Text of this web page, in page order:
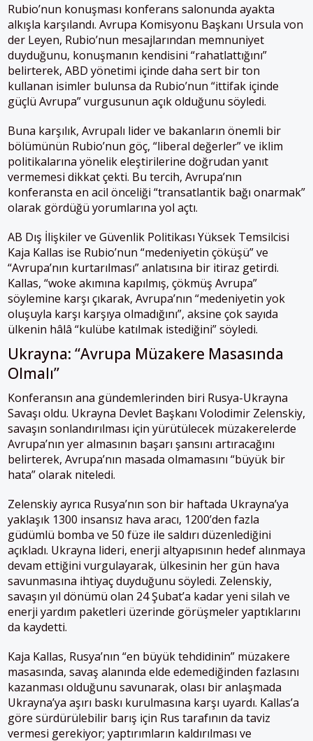
Rubio’nun konuşması konferans salonunda ayakta
alkışla karşılandı. Avrupa Komisyonu Başkanı Ursula von
der Leyen, Rubio’nun mesajlarından memnuniyet
duyduğunu, konuşmanın kendisini “rahatlattığını”
belirterek, ABD yönetimi içinde daha sert bir ton
kullanan isimler bulunsa da Rubio’nun “ittifak içinde
güçlü Avrupa” vurgusunun açık olduğunu söyledi.
Buna karşılık, Avrupalı lider ve bakanların önemli bir
bölümünün Rubio’nun göç, “liberal değerler” ve iklim
politikalarına yönelik eleştirilerine doğrudan yanıt
vermemesi dikkat çekti. Bu tercih, Avrupa’nın
konferansta en acil önceliği “transatlantik bağı onarmak”
olarak gördüğü yorumlarına yol açtı.
AB Dış İlişkiler ve Güvenlik Politikası Yüksek Temsilcisi
Kaja Kallas ise Rubio’nun “medeniyetin çöküşü” ve
“Avrupa’nın kurtarılması” anlatısına bir itiraz getirdi.
Kallas, “woke akımına kapılmış, çökmüş Avrupa”
söylemine karşı çıkarak, Avrupa’nın “medeniyetin yok
oluşuyla karşı karşıya olmadığını”, aksine çok sayıda
ülkenin hâlâ “kulübe katılmak istediğini” söyledi.
Ukrayna: “Avrupa Müzakere Masasında
Olmalı”
Konferansın ana gündemlerinden biri Rusya-Ukrayna
Savaşı oldu. Ukrayna Devlet Başkanı Volodimir Zelenskiy,
savaşın sonlandırılması için yürütülecek müzakerelerde
Avrupa’nın yer almasının başarı şansını artıracağını
belirterek, Avrupa’nın masada olmamasını “büyük bir
hata” olarak niteledi.
Zelenskiy ayrıca Rusya’nın son bir haftada Ukrayna’ya
yaklaşık 1300 insansız hava aracı, 1200’den fazla
güdümlü bomba ve 50 füze ile saldırı düzenlediğini
açıkladı. Ukrayna lideri, enerji altyapısının hedef alınmaya
devam ettiğini vurgulayarak, ülkesinin her gün hava
savunmasına ihtiyaç duyduğunu söyledi. Zelenskiy,
savaşın yıl dönümü olan 24 Şubat’a kadar yeni silah ve
enerji yardım paketleri üzerinde görüşmeler yaptıklarını
da kaydetti.
Kaja Kallas, Rusya’nın “en büyük tehdidinin” müzakere
masasında, savaş alanında elde edemediğinden fazlasını
kazanması olduğunu savunarak, olası bir anlaşmada
Ukrayna’ya aşırı baskı kurulmasına karşı uyardı. Kallas’a
göre sürdürülebilir barış için Rus tarafının da taviz
vermesi gerekiyor; yaptırımların kaldırılması ve